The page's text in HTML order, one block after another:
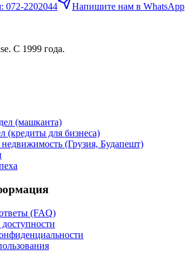
072-2202044
Напишите нам в WhatsApp
С 1999 года.
(машканта)
(кредиты для бизнеса)
(Грузия, Будапешт)
(FAQ)